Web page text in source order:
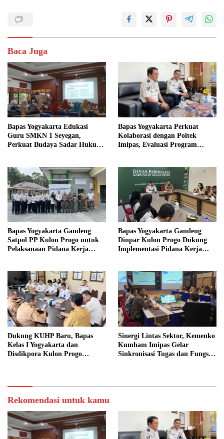
Baca Juga
Bapas Yogyakarta Edukasi
Guru SMKN 1 Seyegan,
Perkuat Budaya Sadar Hukum
Bapas Yogyakarta Perkuat
Kolaborasi dengan Poltek
Imipas, Evaluasi Program
Bapas Yogyakarta Gandeng
Satpol PP Kulon Progo untuk
Pelaksanaan Pidana Kerja
Bapas Yogyakarta Gandeng
Dinpar Kulon Progo Dukung
Implementasi Pidana Kerja
Dukung KUHP Baru, Bapas
Kelas I Yogyakarta dan
Disdikpora Kulon Progo
Sinergi Lintas Sektor, Kemenko
Kumham Imipas Gelar
Sinkronisasi Tugas dan Fungsi
Rekomendasi untuk kamu